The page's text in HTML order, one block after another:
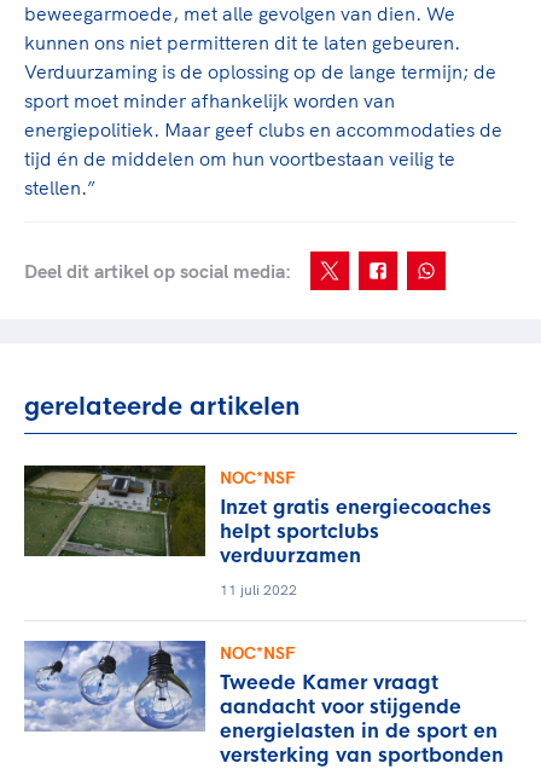
beweegarmoede, met alle gevolgen van dien. We
kunnen ons niet permitteren dit te laten gebeuren.
Verduurzaming is de oplossing op de lange termijn; de
sport moet minder afhankelijk worden van
energiepolitiek. Maar geef clubs en accommodaties de
tijd én de middelen om hun voortbestaan veilig te
stellen.”
Deel dit artikel op social media:
gerelateerde artikelen
NOC*NSF
Inzet gratis energiecoaches
helpt sportclubs
verduurzamen
11 juli 2022
NOC*NSF
Tweede Kamer vraagt
aandacht voor stijgende
energielasten in de sport en
versterking van sportbonden